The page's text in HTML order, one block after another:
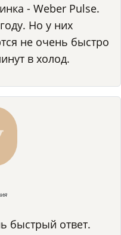
- Weber Pulse.
Но у них
не очень быстро
в холод.
быстрый ответ.